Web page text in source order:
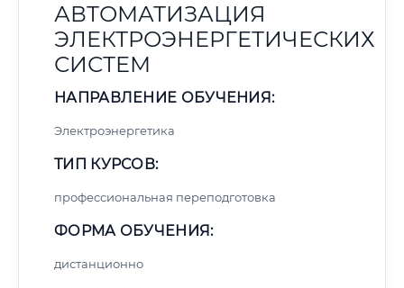
АВТОМАТИЗАЦИЯ
ЭЛЕКТРОЭНЕРГЕТИЧЕСКИХ
СИСТЕМ
НАПРАВЛЕНИЕ ОБУЧЕНИЯ:
Электроэнергетика
ТИП КУРСОВ:
профессиональная переподготовка
ФОРМА ОБУЧЕНИЯ:
дистанционно